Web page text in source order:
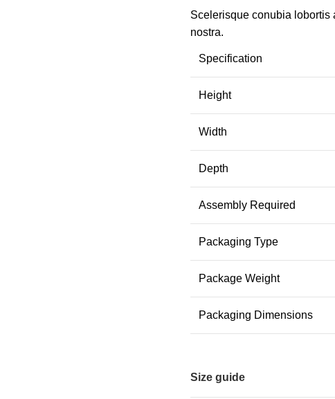
Scelerisque conubia lobortis
nostra.
Specification
Height
Width
Depth
Assembly Required
Packaging Type
Package Weight
Packaging Dimensions
Size guide